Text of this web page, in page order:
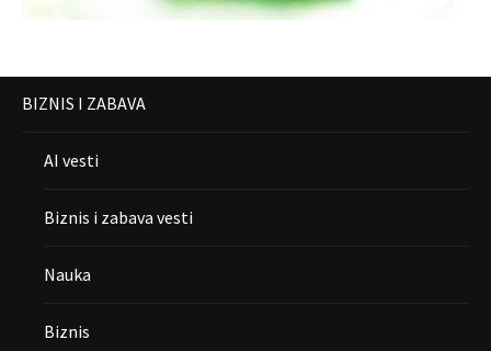
BIZNIS I ZABAVA
AI vesti
Biznis i zabava vesti
Nauka
Biznis